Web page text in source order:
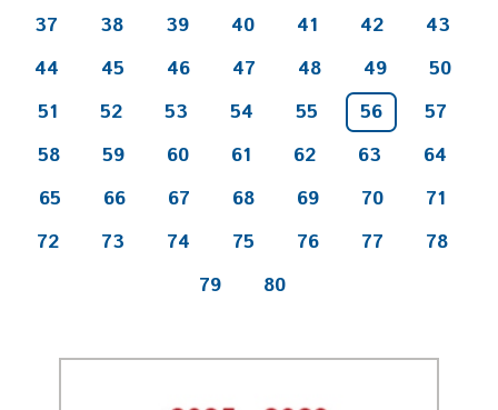
37
38 39 40 41 42
43
44
45 46 47 48 49
50
51
52 53 54 55 56
57
58
59 60 61 62 63
64
65
66 67 68 69 70
71
72
73 74 75 76 77
78
79
80